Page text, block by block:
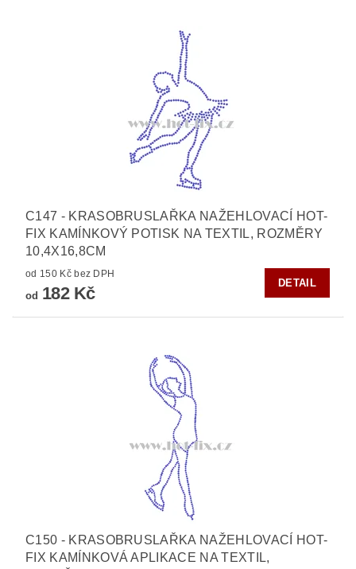
C147 - KRASOBRUSLAŘKA NAŽEHLOVACÍ HOT-
FIX KAMÍNKOVÝ POTISK NA TEXTIL, ROZMĚRY
10,4X16,8CM
od 150 Kč bez DPH
od 182 Kč
DETAIL
C150 - KRASOBRUSLAŘKA NAŽEHLOVACÍ HOT-
FIX KAMÍNKOVÁ APLIKACE NA TEXTIL,